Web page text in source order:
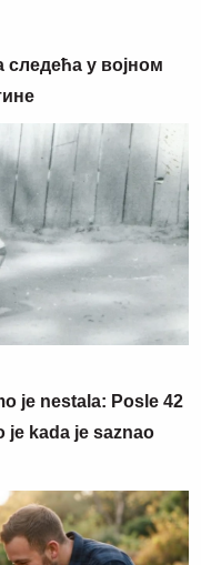
у војном
je nestala: Posle 42
je kada je saznao